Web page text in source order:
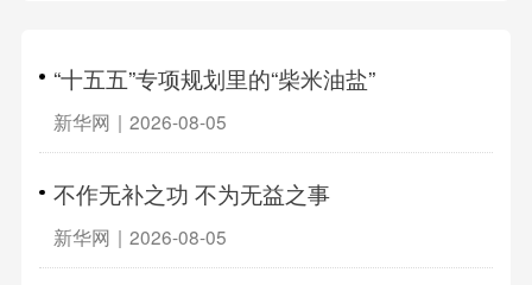
“十五五”专项规划里的“柴米油盐”
新华网 | 2026-08-05
不作无补之功 不为无益之事
新华网 | 2026-08-05